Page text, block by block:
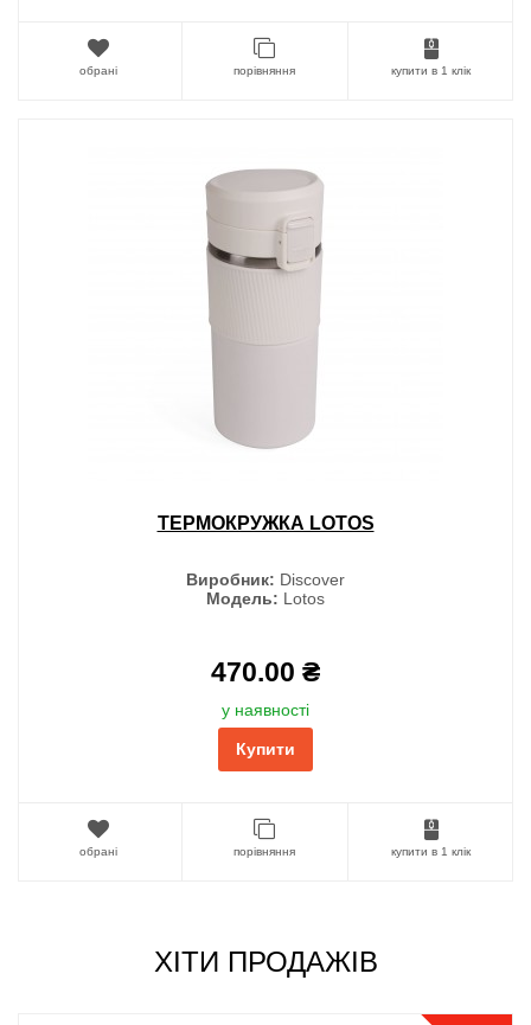
обрані порівняння купити в 1 клік
ТЕРМОКРУЖКА LOTOS
Виробник: Discover
Модель: Lotos
470.00 ₴
у наявності
Купити
обрані порівняння купити в 1 клік
ХІТИ ПРОДАЖІВ